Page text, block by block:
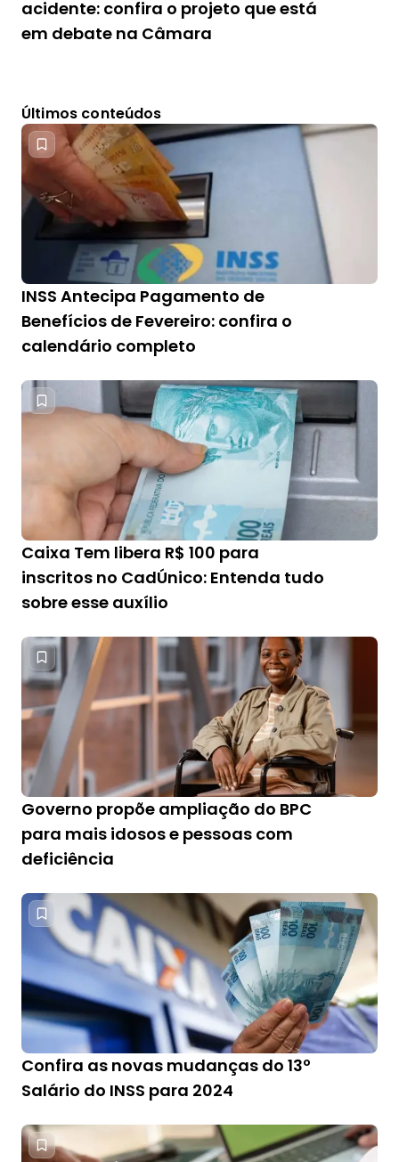
acidente: confira o projeto que está
em debate na Câmara
Últimos conteúdos
INSS Antecipa Pagamento de
Benefícios de Fevereiro: confira o
calendário completo
Caixa Tem libera R$ 100 para
inscritos no CadÚnico: Entenda tudo
sobre esse auxílio
Governo propõe ampliação do BPC
para mais idosos e pessoas com
deficiência
Confira as novas mudanças do 13º
Salário do INSS para 2024